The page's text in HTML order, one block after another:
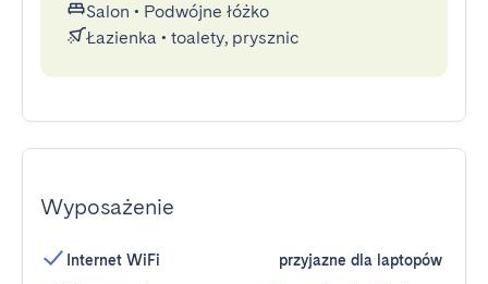
Salon • Podwójne łóżko
Łazienka • toalety, prysznic
Wyposażenie
Internet WiFi
przyjazne dla laptopów